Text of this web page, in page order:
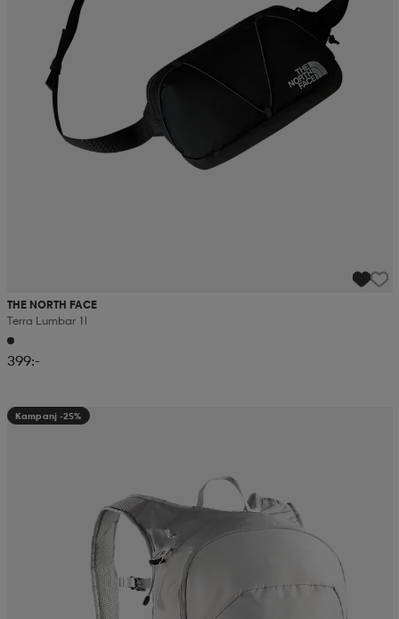
THE NORTH FACE
Terra Lumbar 1l
399:-
Kampanj -25%